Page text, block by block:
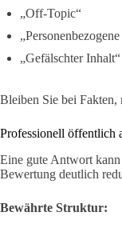
„Off-Topic“
„Gefälschter Inhalt“
Bleiben Sie bei
Professionell öffentlich
Eine gute Antwort
Bewertung deutlich
Bewährte Struktur: